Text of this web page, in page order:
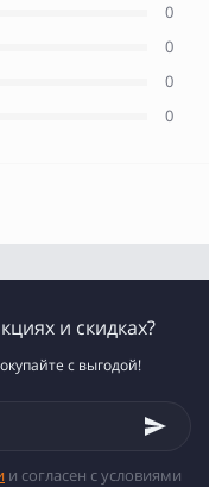
0
0
0
0
и скидках?
с выгодой!
и согласен с условиями